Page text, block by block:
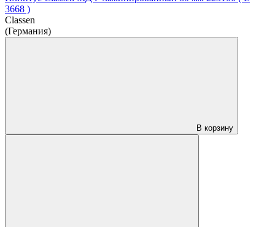
3668 )
Classen
(Германия)
В корзину